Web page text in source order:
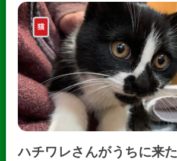
猫
ハチワレさんがうちに来た